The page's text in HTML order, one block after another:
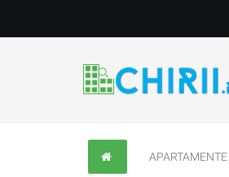
APARTAMENTE